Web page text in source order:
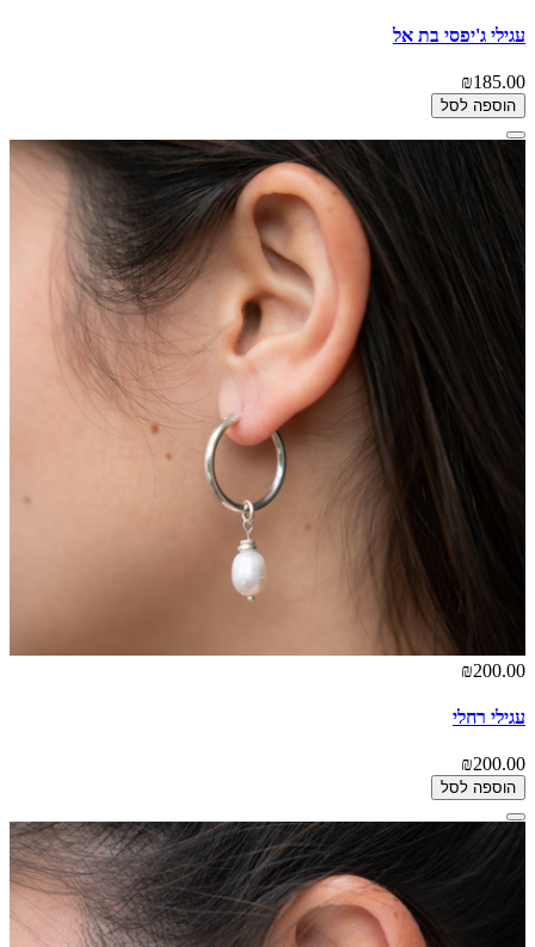
עגילי ג'יפסי בת אל
₪185.00
הוספה לסל
₪200.00
עגילי רחלי
₪200.00
הוספה לסל